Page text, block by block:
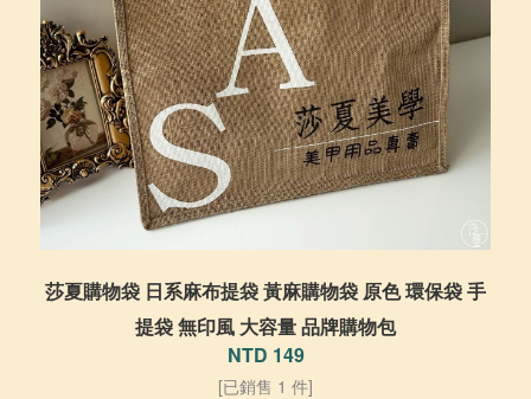
莎夏購物袋 日系麻布提袋 黃麻購物袋 原色 環保袋 手
提袋 無印風 大容量 品牌購物包
NTD 149
[已銷售 1 件]